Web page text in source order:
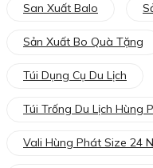
San Xuất Balo
Sản Xuất Bo Quà Tặng
Túi Dụng Cụ Du Lịch
Túi Trống Du Lịch Hùng
Vali Hùng Phát Size 24